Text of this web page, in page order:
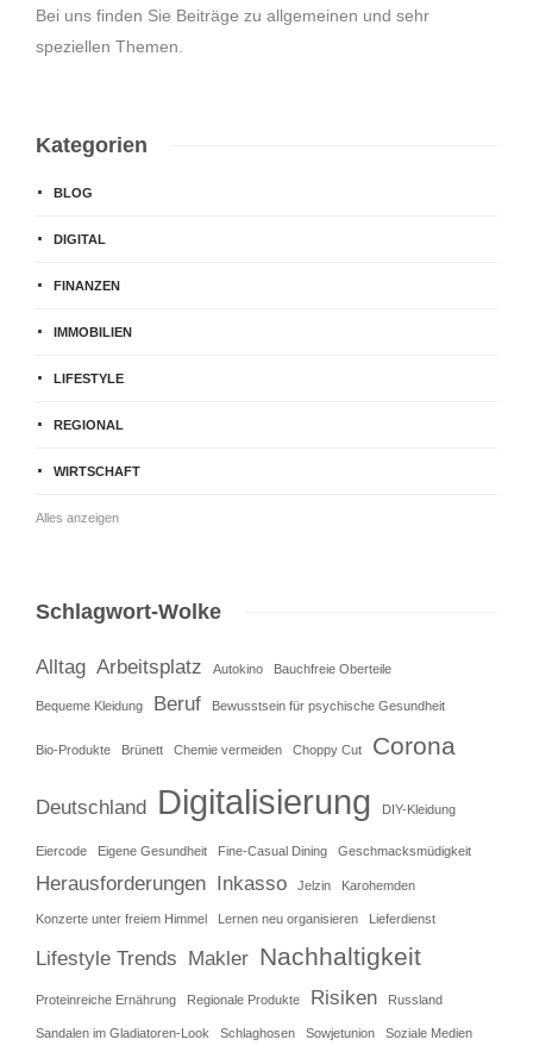
Bei uns finden Sie Beiträge zu allgemeinen und sehr
speziellen Themen.
Kategorien
BLOG
DIGITAL
FINANZEN
IMMOBILIEN
LIFESTYLE
REGIONAL
WIRTSCHAFT
Alles anzeigen
Schlagwort-Wolke
Alltag Arbeitsplatz Autokino Bauchfreie Oberteile
Bequeme Kleidung Beruf Bewusstsein für psychische Gesundheit
Bio-Produkte Brünett Chemie vermeiden Choppy Cut Corona
Deutschland Digitalisierung DIY-Kleidung
Eiercode Eigene Gesundheit Fine-Casual Dining Geschmacksmüdigkeit
Herausforderungen Inkasso Jelzin Karohemden
Konzerte unter freiem Himmel Lernen neu organisieren Lieferdienst
Lifestyle Trends Makler Nachhaltigkeit
Proteinreiche Ernährung Regionale Produkte Risiken Russland
Sandalen im Gladiatoren-Look Schlaghosen Sowjetunion Soziale Medien